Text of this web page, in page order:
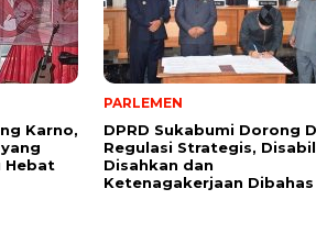
Karno,
Hebat
PARLEMEN
DPRD Sukabumi Dorong
Regulasi Strategis,
Disahkan dan
Ketenagakerjaan Dibahas